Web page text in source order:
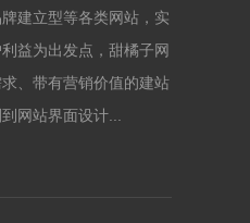
建立型等各类网站，实
益为出发点，甜橘子网
、带有营销价值的建站
网站界面设计...